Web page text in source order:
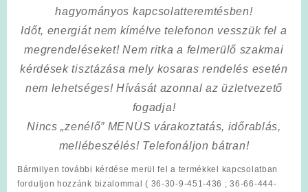
hagyományos kapcsolatteremtésben!
Időt, energiát nem kímélvetelefonon vesszük fel a
megrendeléseket! Nem ritka a felmerülő szakmai
kérdések tisztázása mely kosaras rendelés esetén
nem lehetséges! Hívását azonnal az üzletvezető
fogadja!
Nincs „zenélő” MENÜS várakoztatás, időrablás,
mellébeszélés! Telefonáljon bátran!
Bármilyen további kérdése merül fel a termékkel kapcsolatban
forduljon hozzánk bizalommal ( 36-30-9-451-436 ; 36-66-444-